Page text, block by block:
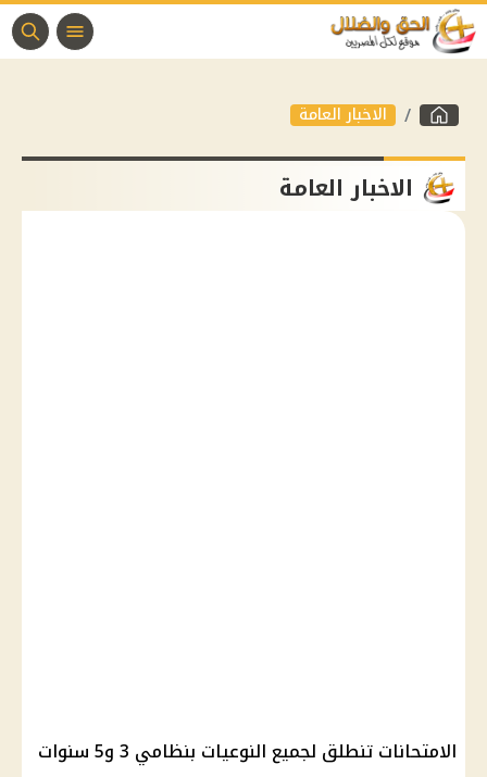
الاخبار العامة
الاخبار العامة
الامتحانات تنطلق لجميع النوعيات بنظامي 3 و5 سنوات